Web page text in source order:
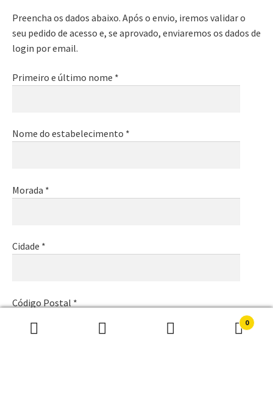
Pesquisar
Pesquisa
0
Preencha os dados abaixo. Após o envio, iremos validar o
seu pedido de acesso e, se aprovado, enviaremos os dados de
login por email.
Primeiro e último nome *
Nome do estabelecimento *
Morada *
Cidade *
Código Postal *